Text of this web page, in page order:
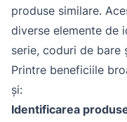
produse similare.
diverse elemente de
serie, coduri de bare
Printre beneficiile
și:
Identificarea